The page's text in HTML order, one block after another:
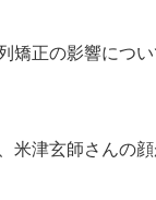
矯正の影響につ
米津玄師さんの